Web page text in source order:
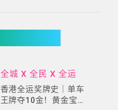
全城 X 全民 X 全运
香港全运奖牌史｜单车
王牌夺10金！黄金宝×